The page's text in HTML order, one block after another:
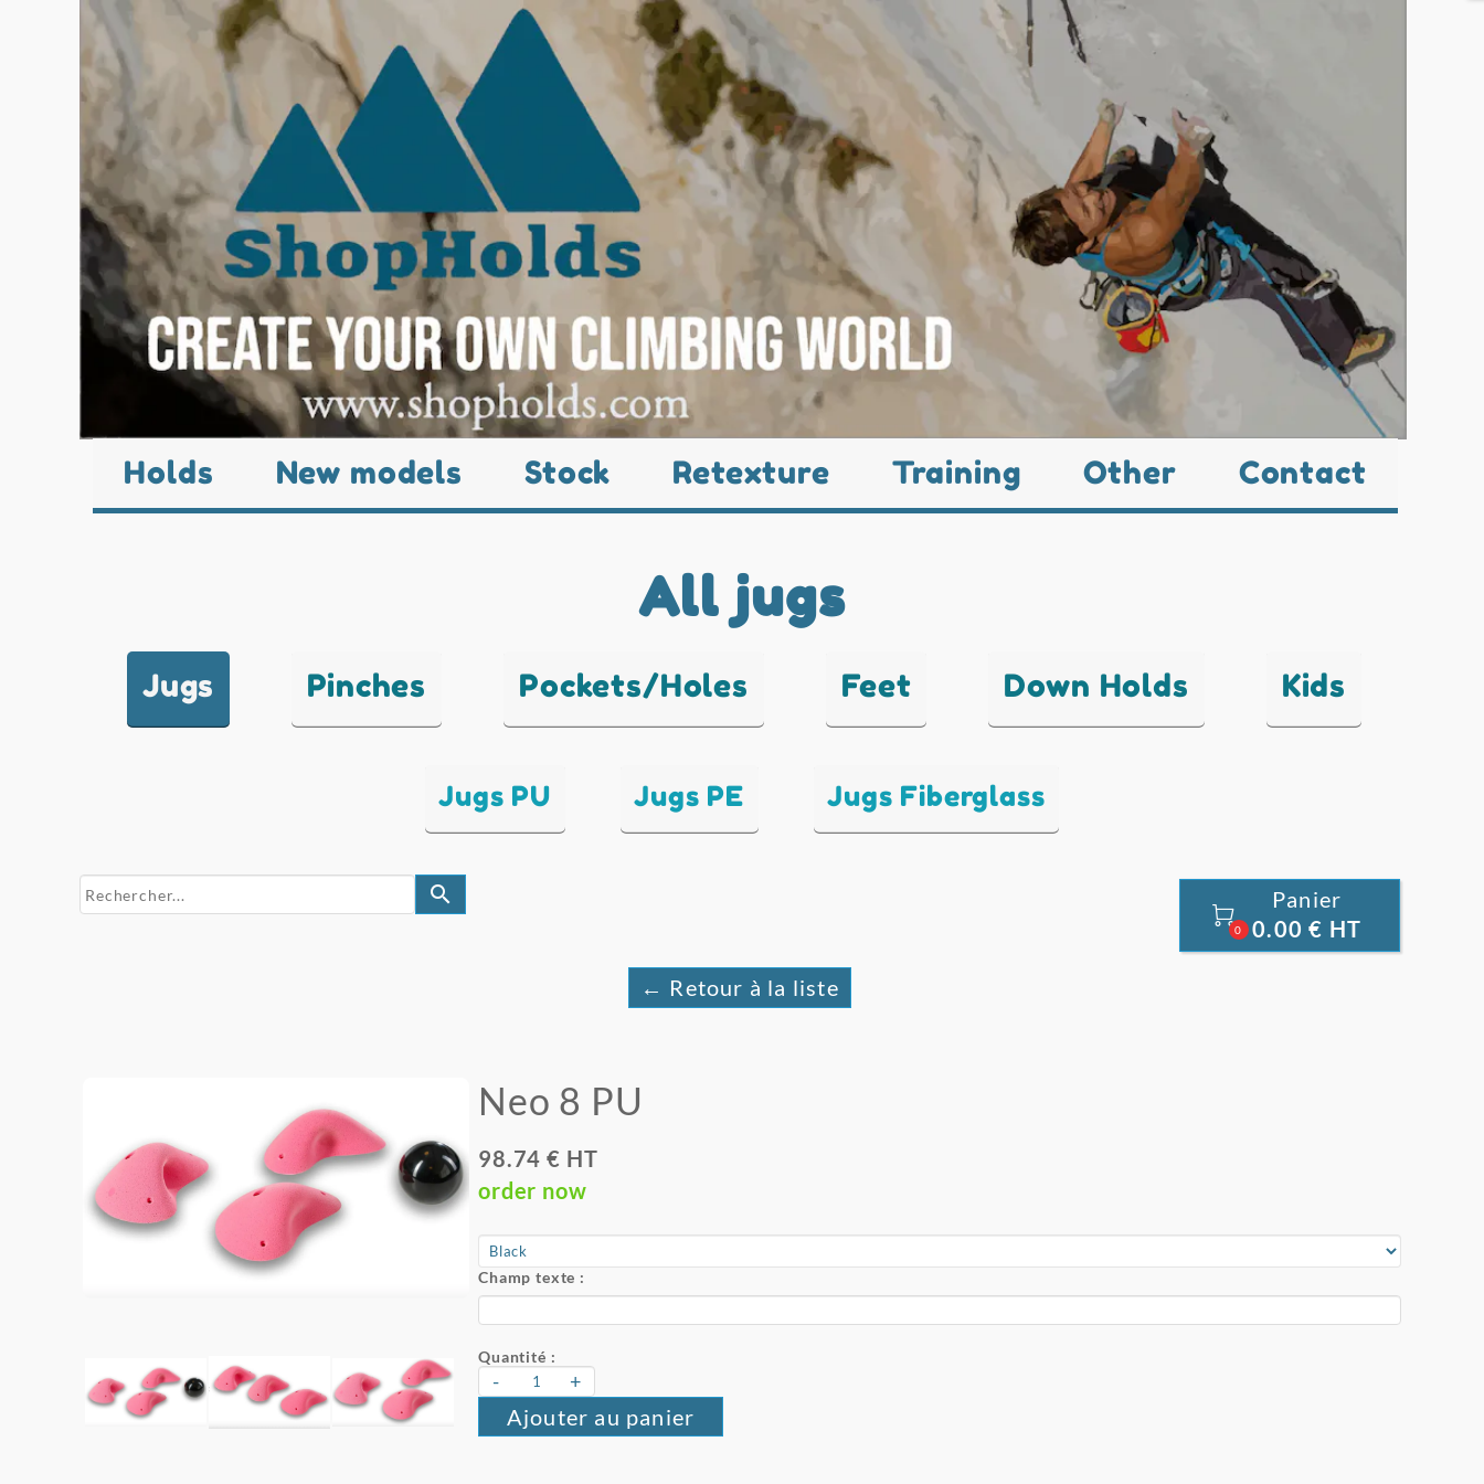
Holds New models Stock Retexture Training Other Contact
Jugs Pinches Pockets/Holes Feet Down Holds Kids
Jugs PU Jugs PE Jugs Fiberglass
All jugs
search

0
Panier
0.00 € HT
← Retour à la liste
Neo 8 PU
98.74 € HT
order now
Champ texte :
Quantité :
- +
Ajouter au panier